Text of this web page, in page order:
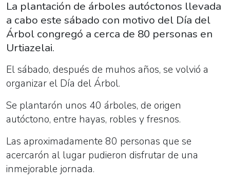
La plantación de árboles autóctonos llevada
a cabo este sábado con motivo del Día del
Árbol congregó a cerca de 80 personas en
Urtiazelai.
El sábado, después de muhos años, se volvió a
organizar el Día del Árbol.
Se plantarón unos 40 árboles, de origen
autóctono, entre hayas, robles y fresnos.
Las aproximadamente 80 personas que se
acercarón al lugar pudieron disfrutar de una
inmejorable jornada.